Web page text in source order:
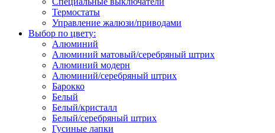
Термостаты
Управление жалюзи/приводами
Выбор по цвету:
Алюминий
Алюминий матовый/серебряный штрих
Алюминий модерн
Алюминий/серебряный штрих
Барокко
Белый
Белый/кристалл
Белый/серебряный штрих
Гусиные лапки